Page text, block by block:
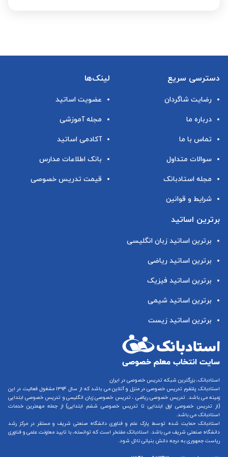
دسترسی سریع
رضایت شاگردان
درباره ما
تماس با ما
سوالات متداول
مجله استادبانک
شرایط و قوانین
لینک‌ها
عضویت اساتید
مجله آموزشی
آکادمی اساتید
بانک اطلاعات مدارس
قیمت تدریس خصوصی
برترین اساتید
برترین اساتید زبان انگلیسی
برترین اساتید ریاضی
برترین اساتید فیزیک
برترین اساتید شیمی
برترین اساتید زیست
استادبانک، بزرگترین شبکه تدریس خصوصی در ایران
استادبانک پلتفرم تدریس خصوصی در منزل و آنلاین
می باشد که از سال ۱۳۹۴ مشغول فعالیت در این
زمینه می باشد. تدریس خصوصی ریاضی ، تدریس خصوصی زبان انگلیسیو تدریس خصوصی ابتدایی
(از تدریس خصوصی اول ابتدایی تا تدریس خصوصی ششم ابتدایی) از جمله مهمترین خدمات
استادبانک می باشد.
استادبانک حمایت شده توسط پارک علم و فناوری دانشگاه صنعتی شریف و مستقر در مرکز رشد
دانشگاه صنعتی شریف می باشد. استادبانک مفتخر است که توانسته، با تایید معاونت علمی و فناوری
ریاست جمهوری به درجه دانش بنیانی نائل شود.